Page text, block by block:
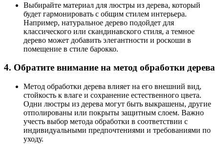
Выбирайте материал для люстры из дерева, который
будет гармонировать с общим стилем интерьера.
Например, натуральное дерево подойдет для
классического или скандинавского стиля, а темное
дерево может добавить элегантности и роскоши в
помещение в стиле барокко.
4. Обратите внимание на метод обработки дерева
Метод обработки дерева влияет на его внешний вид,
стойкость к влаге и сохранение естественного цвета.
Одни люстры из дерева могут быть выкрашены, другие
отполированы или покрыты защитным слоем. Важно
учесть выбор метода обработки в соответствии с
индивидуальными предпочтениями и требованиями по
уходу.